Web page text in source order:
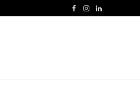
Facebook
Instagram
LinkedIn